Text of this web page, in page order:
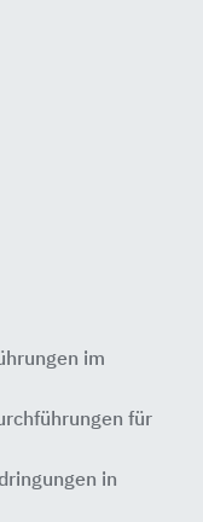
im
für
in